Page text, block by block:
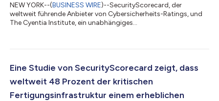
NEW YORK--(BUSINESS WIRE)--SecurityScorecard, der
weltweit führende Anbieter von Cybersicherheits-Ratings, und
The Cyentia Institute, ein unabhängiges
Unternehmen Beziehungen zu mindestens einem Drittanbieter
hatte. Die Studie Close Encounters of the Third (and Fourth)
Party Kind (Unmittelbare Begegnungen der dritte...
Eine Studie von SecurityScorecard zeigt, dass
weltweit 48 Prozent der kritischen
Fertigungsinfrastruktur einem erheblichen